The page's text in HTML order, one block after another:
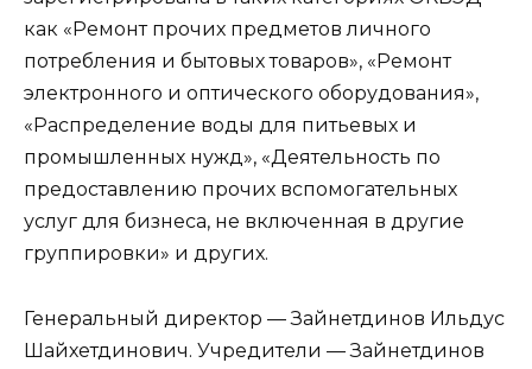
как «Ремонт прочих предметов личного
потребления и бытовых товаров», «Ремонт
электронного и оптического оборудования»,
«Распределение воды для питьевых и
промышленных нужд», «Деятельность по
предоставлению прочих вспомогательных
услуг для бизнеса, не включенная в другие
группировки» и других.
Генеральный директор — Зайнетдинов Ильдус
Шайхетдинович. Учредители — Зайнетдинов